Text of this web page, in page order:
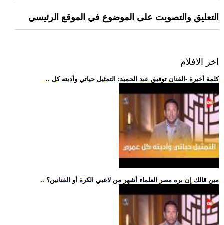
التعليق والتصويت على الموضوع في الموقع الرئيسي
اخر الافلام
.. كلمة أخيرة -الفنان توفيق عبد الحميد: التمثيل حياتي وأديته كل
.. مين قالك إن بره مصر العلماء أشهر من لاعبي الكرة أو الفنانين؟